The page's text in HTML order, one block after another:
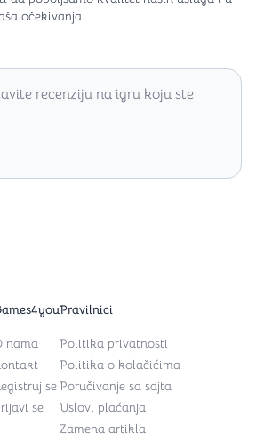
očekivanja.
recenziju na igru koju ste
nama
se
se
Pravilnici
Politika privatnosti
Politika o kolačićima
Poručivanje sa sajta
Uslovi plaćanja
Zamena artikla